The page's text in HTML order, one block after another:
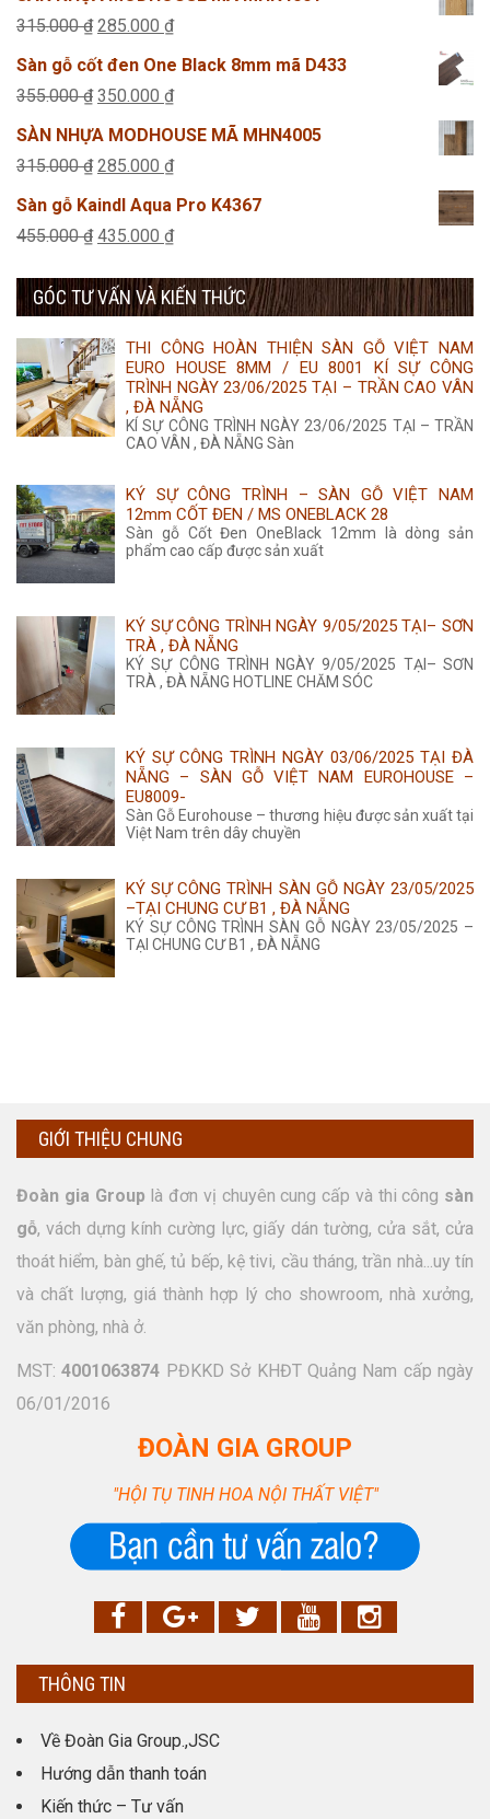
là:
tại
285.000 ₫.
315.000₫ Giá
gốc
là:
285.000 ₫Giá
hiện
tại
285.000 ₫.
Sàn gỗ cốt đen One Black 8mm mã D433
355.000₫ Giá
gốc
là:
350.000 ₫Giá
hiện
tại
350.000 ₫.
SÀN NHỰA MODHOUSE MÃ MHN4005
315.000₫ Giá
gốc
là:
285.000 ₫Giá
hiện
tại
285.000 ₫.
Sàn gỗ Kaindl Aqua Pro K4367
455.000₫ Giá
là:
435.000 ₫Giá
tại
435.000 ₫.
GÓC TƯ VẤN VÀ KIẾN THỨC
THI CÔNG HOÀN THIỆN SÀN GỖ VIỆT NAM
EURO HOUSE 8MM / EU 8001 KÍ SỰ CÔNG
TRÌNH NGÀY 23/06/2025 TẠI – TRẦN CAO VÂN
, ĐÀ NẴNG
KÍ SỰ CÔNG TRÌNH NGÀY 23/06/2025 TẠI – TRẦN
CAO VÂN , ĐÀ NẴNG Sàn
KÝ SỰ CÔNG TRÌNH – SÀN GỖ VIỆT NAM
12mm CỐT ĐEN / MS ONEBLACK 28
Sàn gỗ Cốt Đen OneBlack 12mm là dòng sản
phẩm cao cấp được sản xuất
KÝ SỰ CÔNG TRÌNH NGÀY 9/05/2025 TẠI– SƠN
TRÀ , ĐÀ NẴNG
KÝ SỰ CÔNG TRÌNH NGÀY 9/05/2025 TẠI– SƠN
TRÀ , ĐÀ NẴNG HOTLINE CHĂM SÓC
KÝ SỰ CÔNG TRÌNH NGÀY 03/06/2025 TẠI ĐÀ
NẴNG – SÀN GỖ VIỆT NAM EUROHOUSE –
EU8009-
Sàn Gỗ Eurohouse – thương hiệu được sản xuất tại
Việt Nam trên dây chuyền
KÝ SỰ CÔNG TRÌNH SÀN GỖ NGÀY 23/05/2025
–TẠI CHUNG CƯ B1 , ĐÀ NẴNG
KÝ SỰ CÔNG TRÌNH SÀN GỖ NGÀY 23/05/2025 –
TẠI CHUNG CƯ B1 , ĐÀ NẴNG
GIỚI THIỆU CHUNG
Đoàn gia Group là đơn vị chuyên cung cấp và thi công sàn
gỗ, vách dựng kính cường lực, giấy dán tường, cửa sắt, cửa
thoát hiểm, bàn ghế, tủ bếp, kệ tivi, cầu tháng, trần nhà...uy tín
và chất lượng, giá thành hợp lý cho showroom, nhà xưởng,
văn phòng, nhà ở.
MST:4001063874 PĐKKD Sở KHĐT Quảng Nam cấp ngày
06/01/2016
ĐOÀN GIA GROUP
"HỘI TỤ TINH HOA NỘI THẤT VIỆT"
THÔNG TIN
Về Đoàn Gia Group.,JSC
Hướng dẫn thanh toán
Kiến thức – Tư vấn